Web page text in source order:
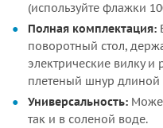
(используйте флажки
Полная комплектация:
поворотный стол,
электрические вилку и
плетеный шнур длиной
Универсальность:
так и в соленой воде.